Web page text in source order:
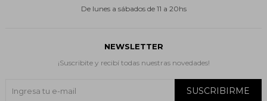
De lunes a sábados de 11 a 20hs
NEWSLETTER
¡Suscribite y recibí todas nuestras novedades!
SUSCRIBIRME